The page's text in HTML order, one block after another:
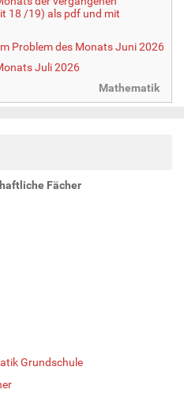
18 /19) als pdf und mit
Problem des Monats Juni 2026
Juli 2026
Mathematik
Fächer
Grundschule